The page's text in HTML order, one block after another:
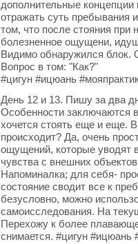
дополнительные
отражать суть
том, что после стояния при
болезненное ощущени,
Видимо обнаружился блок.
Вопрос в том: "Как?"
#цигун #ицюань
День 12 и 13. Пишу за два
Особенности заключаются
хочется стоять еще и еще.
происходит? Да, очень
ощущений, которые уводят
чувства с внешних
Напоминалка; для себя-
состояние сводит все к
безусловно, можно
самоисследования. На
Перехожу к более
снимается. #цигун #ицюань